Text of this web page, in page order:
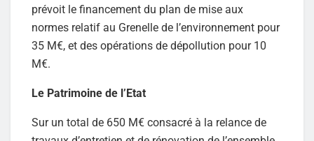
prévoit le financement du plan de mise aux
normes relatif au Grenelle de l’environnement pour
35 M€, et des opérations de dépollution pour 10
M€.
Le Patrimoine de l’Etat
Sur un total de 650 M€ consacré à la relance de